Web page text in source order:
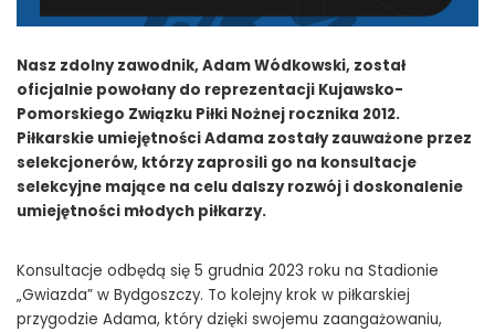
Nasz zdolny zawodnik, Adam Wódkowski, został
oficjalnie powołany do reprezentacji Kujawsko-
Pomorskiego Związku Piłki Nożnej rocznika 2012.
Piłkarskie umiejętności Adama zostały zauważone przez
selekcjonerów, którzy zaprosili go na konsultacje
selekcyjne mające na celu dalszy rozwój i doskonalenie
umiejętności młodych piłkarzy.
Konsultacje odbędą się 5 grudnia 2023 roku na Stadionie
„Gwiazda” w Bydgoszczy. To kolejny krok w piłkarskiej
przygodzie Adama, który dzięki swojemu zaangażowaniu,